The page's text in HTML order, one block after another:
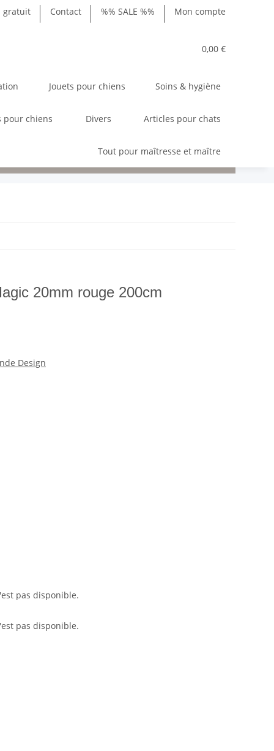
gratuit Contact %% SALE %% Mon compte
0,00 €
Jouets pour chiens Soins & hygiène
pour chiens Divers Articles pour chats
Tout pour maîtresse et maître
20mm rouge 200cm
Design
pas disponible.
pas disponible.